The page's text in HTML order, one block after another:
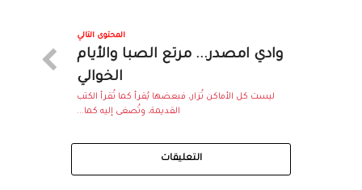
المحتوى التالي
وادي امصدر... مرتع الصبا والأيام
الخوالي
ليست كل الأماكن تُزار، فبعضها يُقرأ كما تُقرأ الكتب
القديمة، وتُصغى إليه كما...
التعليقات